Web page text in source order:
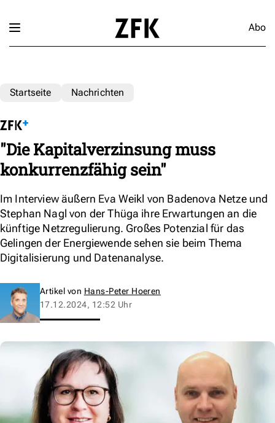
Abo
Startseite Nachrichten
"Die Kapitalverzinsung muss
konkurrenzfähig sein"
Im Interview äußern Eva Weikl von Badenova Netze und
Stephan Nagl von der Thüga ihre Erwartungen an die
künftige Netzregulierung. Großes Potenzial für das
Gelingen der Energiewende sehen sie beim Thema
Digitalisierung und Datenanalyse.
Artikel von Hans-Peter Hoeren
17.12.2024, 12:52 Uhr